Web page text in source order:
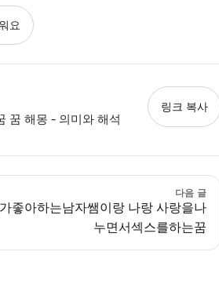
요
꿈 해몽 - 의미와 해석
링크 복사
다음 글
좋아하는남자쌤이랑 나랑 사랑을나
누면서섹스를하는꿈